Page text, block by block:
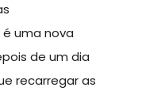
uma nova
de um dia
recarregar as